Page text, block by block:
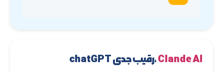
Clande AI،رقیب جدی chatGPT